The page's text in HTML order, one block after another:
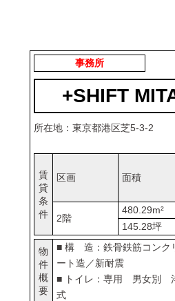
事務所
+SHIFT
所在地：東京都港区芝5-3-2
賃
貸
条
件
区画 面積
2階
480.29m²
145.28坪
物
件
概
要
■ 構 造：鉄骨鉄筋コンク
ート造／新耐震
■ トイレ：専用 男女別
式